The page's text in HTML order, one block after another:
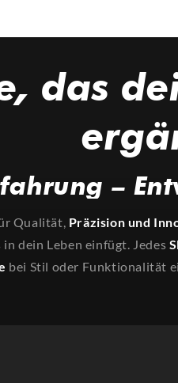
das
–
Qualität, Präzision und
dein Leben einfügt. Jedes
bei Stil oder Funktionalität